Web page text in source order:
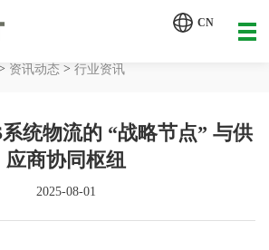
CN
资讯动态 > 行业资讯
统物流的 “战略节点” 与供
应商协同枢纽
2025-08-01
能体重塑企业运营管理.pdf】